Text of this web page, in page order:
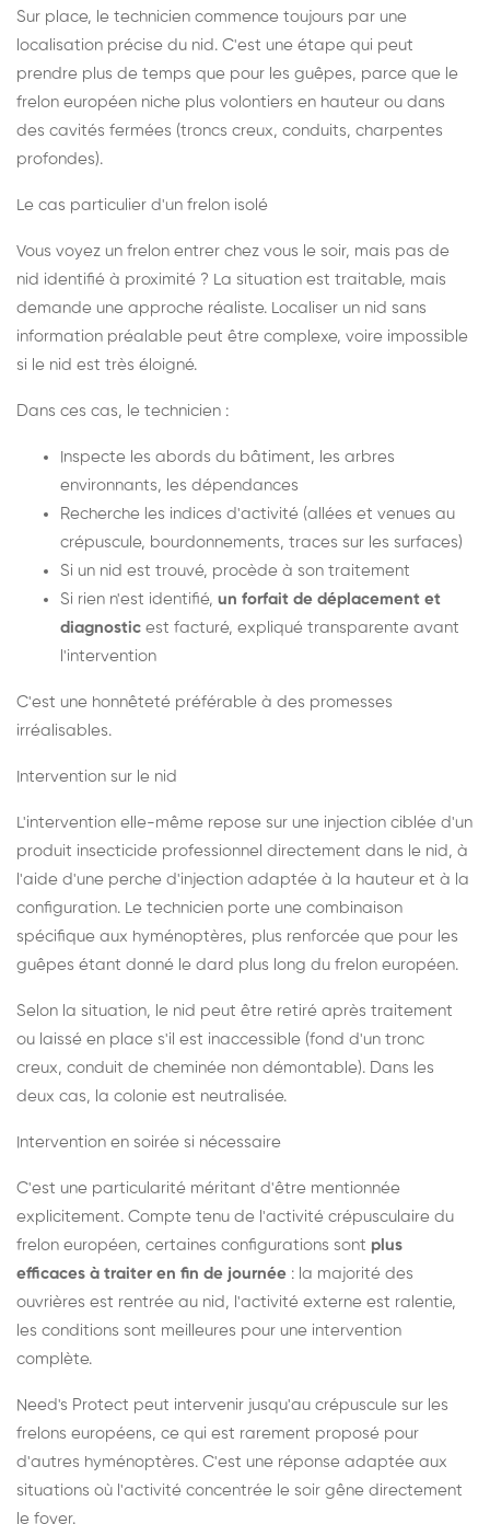
Sur place, le technicien commence toujours par une
localisation précise du nid. C'est une étape qui peut
prendre plus de temps que pour les guêpes, parce que le
frelon européen niche plus volontiers en hauteur ou dans
des cavités fermées (troncs creux, conduits, charpentes
profondes).
Le cas particulier d'un frelon isolé
Vous voyez un frelon entrer chez vous le soir, mais pas de
nid identifié à proximité ? La situation est traitable, mais
demande une approche réaliste. Localiser un nid sans
information préalable peut être complexe, voire impossible
si le nid est très éloigné.
Dans ces cas, le technicien :
Inspecte les abords du bâtiment, les arbres
environnants, les dépendances
Recherche les indices d'activité (allées et venues au
crépuscule, bourdonnements, traces sur les surfaces)
Si un nid est trouvé, procède à son traitement
Si rien n'est identifié, un forfait de déplacement et
diagnostic est facturé, expliqué transparente avant
l'intervention
C'est une honnêteté préférable à des promesses
irréalisables.
Intervention sur le nid
L'intervention elle-même repose sur une injection ciblée d'un
produit insecticide professionnel directement dans le nid, à
l'aide d'une perche d'injection adaptée à la hauteur et à la
configuration. Le technicien porte une combinaison
spécifique aux hyménoptères, plus renforcée que pour les
guêpes étant donné le dard plus long du frelon européen.
Selon la situation, le nid peut être retiré après traitement
ou laissé en place s'il est inaccessible (fond d'un tronc
creux, conduit de cheminée non démontable). Dans les
deux cas, la colonie est neutralisée.
Intervention en soirée si nécessaire
C'est une particularité méritant d'être mentionnée
explicitement. Compte tenu de l'activité crépusculaire du
frelon européen, certaines configurations sont plus
efficaces à traiter en fin de journée : la majorité des
ouvrières est rentrée au nid, l'activité externe est ralentie,
les conditions sont meilleures pour une intervention
complète.
Need's Protect peut intervenir jusqu'au crépuscule sur les
frelons européens, ce qui est rarement proposé pour
d'autres hyménoptères. C'est une réponse adaptée aux
situations où l'activité concentrée le soir gêne directement
le foyer.